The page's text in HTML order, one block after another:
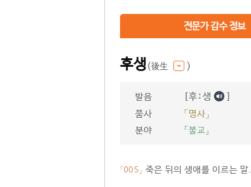
전문가 감수 정보
후생(後生 )
발음 [후ː생 ]
품사
「명사」
분야
『불교』
「005」 죽은 뒤의 생애를 이르는 말.